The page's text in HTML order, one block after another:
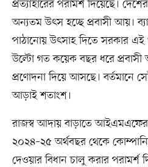
প্রত্যাহারের পরামর্শ দিয়েছে।
অন্যতম উৎস হচ্ছে প্রবাসী আয়।
পাঠানোয় উৎসাহ দিতে সরকার
উল্টো গত কয়েক বছর ধরে প্রবাসী
প্রণোদনা দিয়ে আসছে। বর্তমানে
আড়াই শতাংশ।
রাজস্ব আদায় বাড়াতে আইএমএফের
২০২৪–২৫ অর্থবছর থেকে
দেওয়ার বিধান চালু করার পরামর্শ